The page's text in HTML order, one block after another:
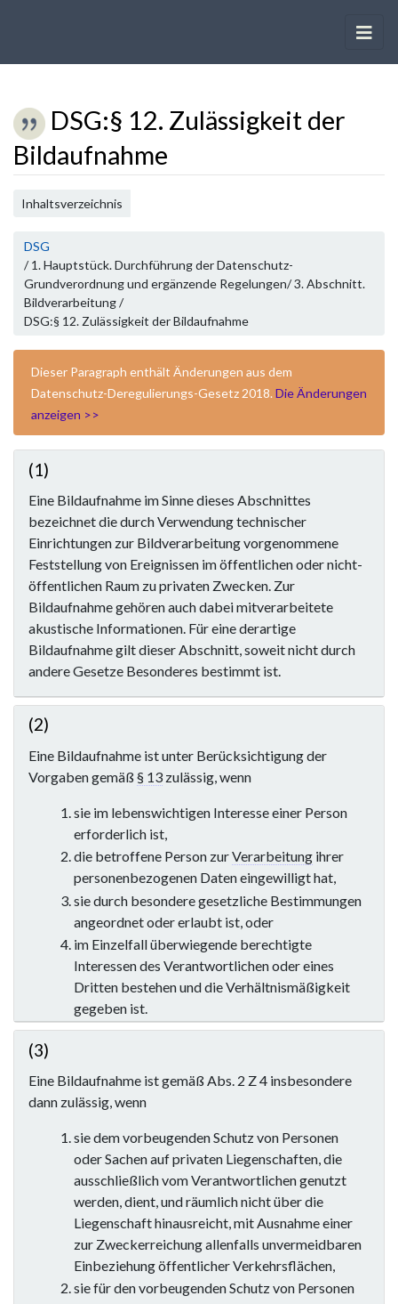
DSG:§ 12. Zulässigkeit der
Bildaufnahme
Wechseln zu:Navigation
Inhaltsverzeichnis
DSG
/ 1. Hauptstück. Durchführung der Datenschutz-
Grundverordnung und ergänzende Regelungen/ 3. Abschnitt.
Bildverarbeitung /
DSG:§ 12. Zulässigkeit der Bildaufnahme
Dieser Paragraph enthält Änderungen aus dem
Datenschutz-Deregulierungs-Gesetz 2018. Die Änderungen
anzeigen >>
(1)
Eine Bildaufnahme im Sinne dieses Abschnittes
bezeichnet die durch Verwendung technischer
Einrichtungen zur Bildverarbeitung vorgenommene
Feststellung von Ereignissen im öffentlichen oder nicht-
öffentlichen Raum zu privaten Zwecken. Zur
Bildaufnahme gehören auch dabei mitverarbeitete
akustische Informationen. Für eine derartige
Bildaufnahme gilt dieser Abschnitt, soweit nicht durch
andere Gesetze Besonderes bestimmt ist.
(2)
Eine Bildaufnahme ist unter Berücksichtigung der
Vorgaben gemäß§ 13 zulässig, wenn
sie im lebenswichtigen Interesse einer Person
erforderlich ist,
die betroffene Person zurVerarbeitung ihrer
personenbezogenen Daten eingewilligt hat,
sie durch besondere gesetzliche Bestimmungen
angeordnet oder erlaubt ist, oder
im Einzelfall überwiegende berechtigte
Interessen des Verantwortlichen oder eines
Dritten bestehen und die Verhältnismäßigkeit
gegeben ist.
(3)
Eine Bildaufnahme ist gemäß Abs. 2 Z 4 insbesondere
dann zulässig, wenn
sie dem vorbeugenden Schutz von Personen
oder Sachen auf privaten Liegenschaften, die
ausschließlich vom Verantwortlichen genutzt
werden, dient, und räumlich nicht über die
Liegenschaft hinausreicht, mit Ausnahme einer
zur Zweckerreichung allenfalls unvermeidbaren
Einbeziehung öffentlicher Verkehrsflächen,
sie für den vorbeugenden Schutz von Personen